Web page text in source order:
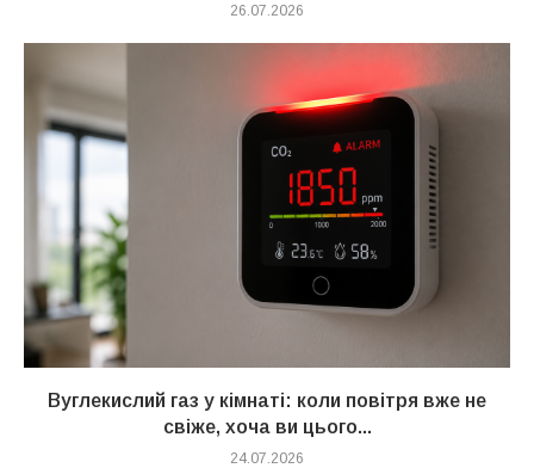
26.07.2026
Вуглекислий газ у кімнаті: коли повітря вже не
свіже, хоча ви цього...
24.07.2026